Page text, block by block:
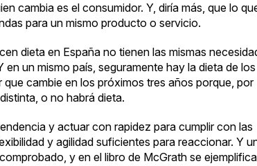
cambia es el consumidor. Y, diría más, que lo
para un mismo producto o servicio.
dieta en España no tienen las mismas
un mismo país, seguramente hay la dieta de los
que cambie en los próximos tres años porque, por
o no habrá dieta.
y actuar con rapidez para cumplir con las
y agilidad suficientes para reaccionar. Y
y en el libro de McGrath se ejemplifica